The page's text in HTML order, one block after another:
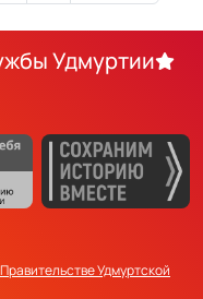
Удмуртии
Удмуртской